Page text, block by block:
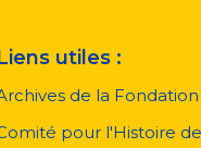
utiles :
de la Fondation
pour l'Histoire